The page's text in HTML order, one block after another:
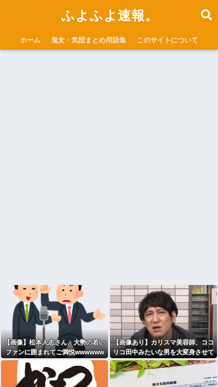
ふよふよ速報。
ホーム 鬼女・気団まとめ用語集 このサイトについて
【画像】松本人志さん、大勢の若い
ファンに囲まれてご満悦wwwwww
wwwwwwww
【画像あり】カリスマ美容師、ココ
リコ田中みたいな男を大変身させて
しまうｗｗｗ